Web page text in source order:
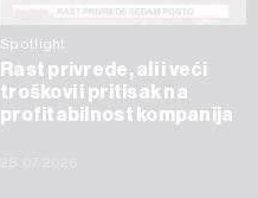
Spotlight
Rast privrede, ali i veći
troškovi i pritisak na
profitabilnost kompanija